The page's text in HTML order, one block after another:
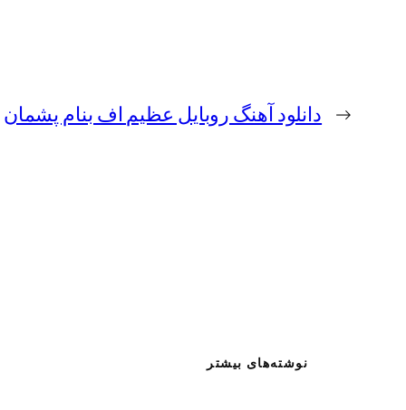
← دانلود آهنگ روبایل عظیم اف بنام پشمان
نوشته‌های بیشتر